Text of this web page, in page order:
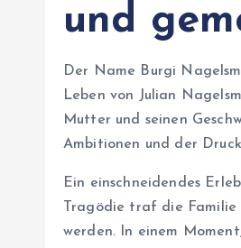
und
Der Name Burgi
Leben von Julian
Mutter und seinen
Ambitionen und der
Ein einschneidendes
Tragödie traf die
werden. In einem